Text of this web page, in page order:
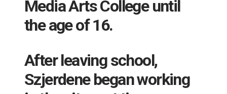
Media Arts College until
the age of 16.
After leaving school,
Szjerdene began working